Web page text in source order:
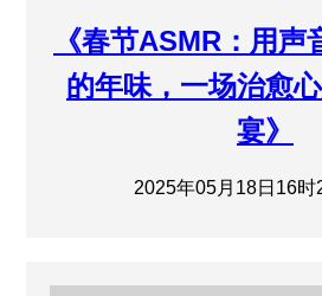
《春节ASMR：用声
的年味，一场治愈
宴》
2025年05月18日16时